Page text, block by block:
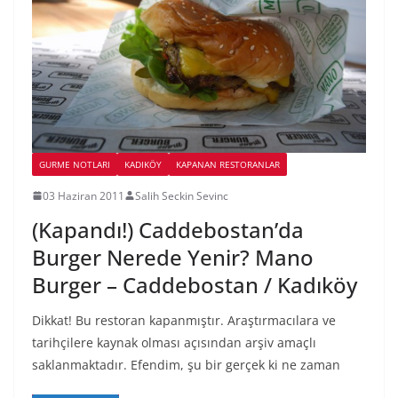
GURME NOTLARI KADIKÖY KAPANAN RESTORANLAR
03 Haziran 2011 Salih Seckin Sevinc
(Kapandı!) Caddebostan’da
Burger Nerede Yenir? Mano
Burger – Caddebostan / Kadıköy
Dikkat! Bu restoran kapanmıştır. Araştırmacılara ve
tarihçilere kaynak olması açısından arşiv amaçlı
saklanmaktadır. Efendim, şu bir gerçek ki ne zaman